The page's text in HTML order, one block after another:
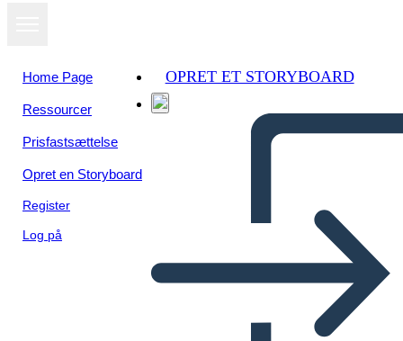
Home Page
Ressourcer
Prisfastsættelse
Opret en Storyboard
Register
Log på
OPRET ET STORYBOARD